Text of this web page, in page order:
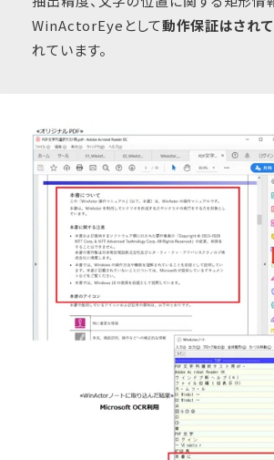
WinActorEyeとして動作保証はされ
れています。